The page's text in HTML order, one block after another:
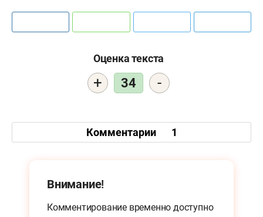
Оценка текста
+ 34 -
Комментарии 1
Внимание!
Комментирование временно доступно